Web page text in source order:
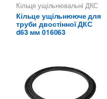
Кільця ущільнювальні ДКС
Кільце ущільнююче для
труби двостінної ДКС
d63 мм 016063